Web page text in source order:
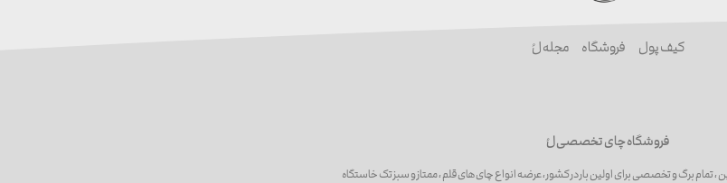
کیف پول فروشگاه مجله لُ
فروشگاه چای تخصصی لُ
برگ و تخصصی برای اولین بار در کشور ، عرضه انواع چای های قلم ، ممتاز و سبز تک خاستگاه